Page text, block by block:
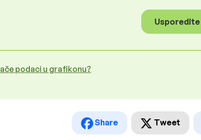
Usporedite
podaci u grafikonu?
Share Tweet